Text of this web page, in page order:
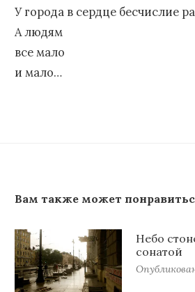
У города в сердце бесчислие
А людям
все мало
и мало…
Вам также может
Небо
сонатой